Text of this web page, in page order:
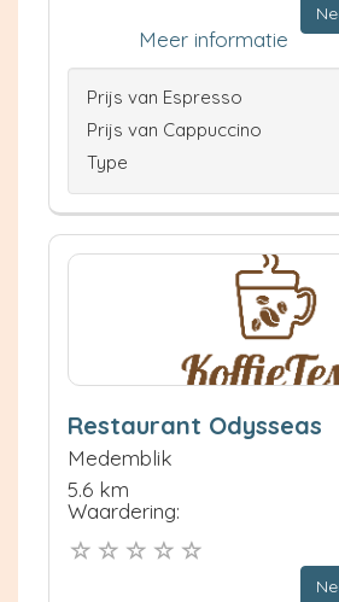
Meer informatie
Prijs van Espresso
Prijs van Cappuccino
Type
Restaurant Odysseas
Medemblik
5.6 km
Waardering: